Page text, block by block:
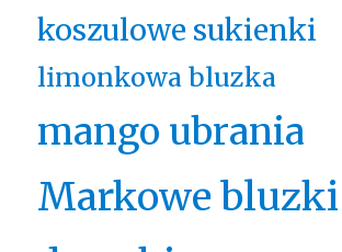
koszulowe sukienki
limonkowa bluzka
mango ubrania
Markowe bluzki